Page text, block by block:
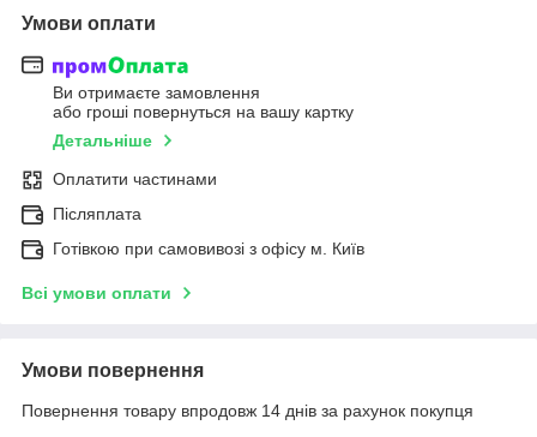
Умови оплати
Ви отримаєте замовлення
або гроші повернуться на вашу картку
Детальніше
Оплатити частинами
Післяплата
Готівкою при самовивозі з офісу м. Київ
Всі умови оплати
Умови повернення
Повернення товару впродовж 14 днів за рахунок покупця